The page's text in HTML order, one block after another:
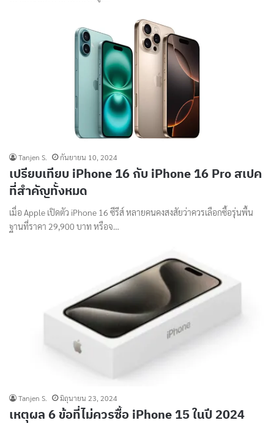
Tanjen S. กันยายน 10, 2024
เปรียบเทียบ iPhone 16 กับ iPhone 16 Pro สเปค
ที่สำคัญทั้งหมด
เมื่อ Apple เปิดตัว iPhone 16 ซีรีส์ หลายคนคงสงสัยว่าควรเลือกซื้อรุ่นพื้น
ฐานที่ราคา 29,900 บาท หรือจ…
Tanjen S. มิถุนายน 23, 2024
เหตุผล 6 ข้อที่ไม่ควรซื้อ iPhone 15 ในปี 2024